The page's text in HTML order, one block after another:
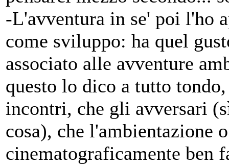
-L'avventura in se' poi l'ho
come sviluppo: ha quel
associato alle avventure
questo lo dico a tutto
incontri, che gli avversari
cosa), che l'ambientazione
cinematograficamente ben